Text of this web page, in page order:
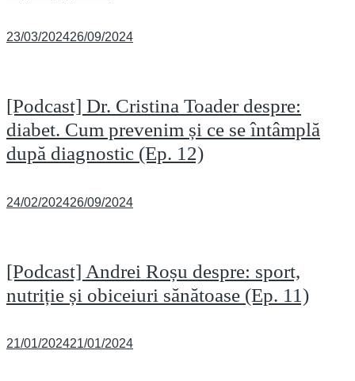
Posted
23/03/202426/09/2024
[Podcast] Dr. Cristina Toader despre:
diabet. Cum prevenim și ce se întâmplă
după diagnostic (Ep. 12)
Posted
24/02/202426/09/2024
[Podcast] Andrei Roșu despre: sport,
nutriție și obiceiuri sănătoase (Ep. 11)
Posted
21/01/202421/01/2024